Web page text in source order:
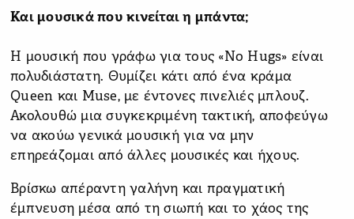
Και μουσικά που κινείται η μπάντα;
Η μουσική που γράφω για τους «No Hugs» είναι
πολυδιάστατη. Θυμίζει κάτι από ένα κράμα
Queen και Muse, με έντονες πινελιές μπλουζ.
Ακολουθώ μια συγκεκριμένη τακτική, αποφεύγω
να ακούω γενικά μουσική για να μην
επηρεάζομαι από άλλες μουσικές και ήχους.
Βρίσκω απέραντη γαλήνη και πραγματική
έμπνευση μέσα από τη σιωπή και το χάος της